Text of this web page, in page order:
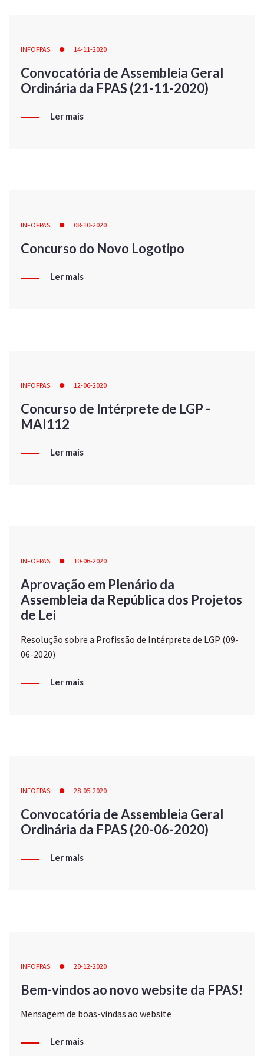
INFOFPAS 14-11-2020
Convocatória de Assembleia Geral
Ordinária da FPAS (21-11-2020)
Ler mais
INFOFPAS 08-10-2020
Concurso do Novo Logotipo
Ler mais
INFOFPAS 12-06-2020
Concurso de Intérprete de LGP -
MAI112
Ler mais
INFOFPAS 10-06-2020
Aprovação em Plenário da
Assembleia da República dos Projetos
de Lei
Resolução sobre a Profissão de Intérprete de LGP (09-
06-2020)
Ler mais
INFOFPAS 28-05-2020
Convocatória de Assembleia Geral
Ordinária da FPAS (20-06-2020)
Ler mais
INFOFPAS 20-12-2020
Bem-vindos ao novo website da FPAS!
Mensagem de boas-vindas ao website
Ler mais